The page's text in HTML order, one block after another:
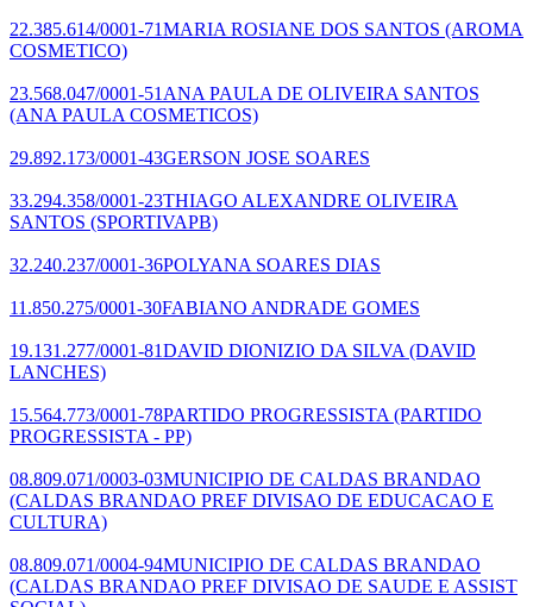
22.385.614/0001-71MARIA ROSIANE DOS SANTOS (AROMA
COSMETICO)
23.568.047/0001-51 ANA PAULA DE OLIVEIRA SANTOS
(ANA PAULA COSMETICOS)
29.892.173/0001-43GERSON JOSE SOARES
33.294.358/0001-23THIAGO ALEXANDRE OLIVEIRA
SANTOS (SPORTIVAPB)
32.240.237/0001-36POLYANA SOARES DIAS
11.850.275/0001-30FABIANO ANDRADE GOMES
19.131.277/0001-81DAVID DIONIZIO DA SILVA (DAVID
LANCHES)
15.564.773/0001-78PARTIDO PROGRESSISTA (PARTIDO
PROGRESSISTA - PP)
08.809.071/0003-03MUNICIPIO DE CALDAS BRANDAO
(CALDAS BRANDAO PREF DIVISAO DE EDUCACAO E
CULTURA)
08.809.071/0004-94MUNICIPIO DE CALDAS BRANDAO
(CALDAS BRANDAO PREF DIVISAO DE SAUDE E ASSIST